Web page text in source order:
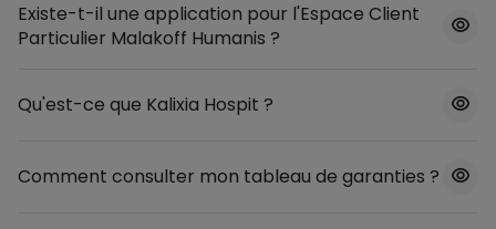
Existe-t-il une application pour l'Espace Client
Particulier Malakoff Humanis ?
Qu'est-ce que Kalixia Hospit ?
Comment consulter mon tableau de garanties ?